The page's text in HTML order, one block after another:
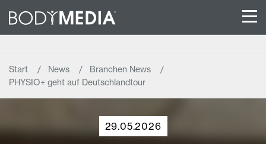
Start News
Branchen News
PHYSIO+ geht auf Deutschlandtour
29.05.2026